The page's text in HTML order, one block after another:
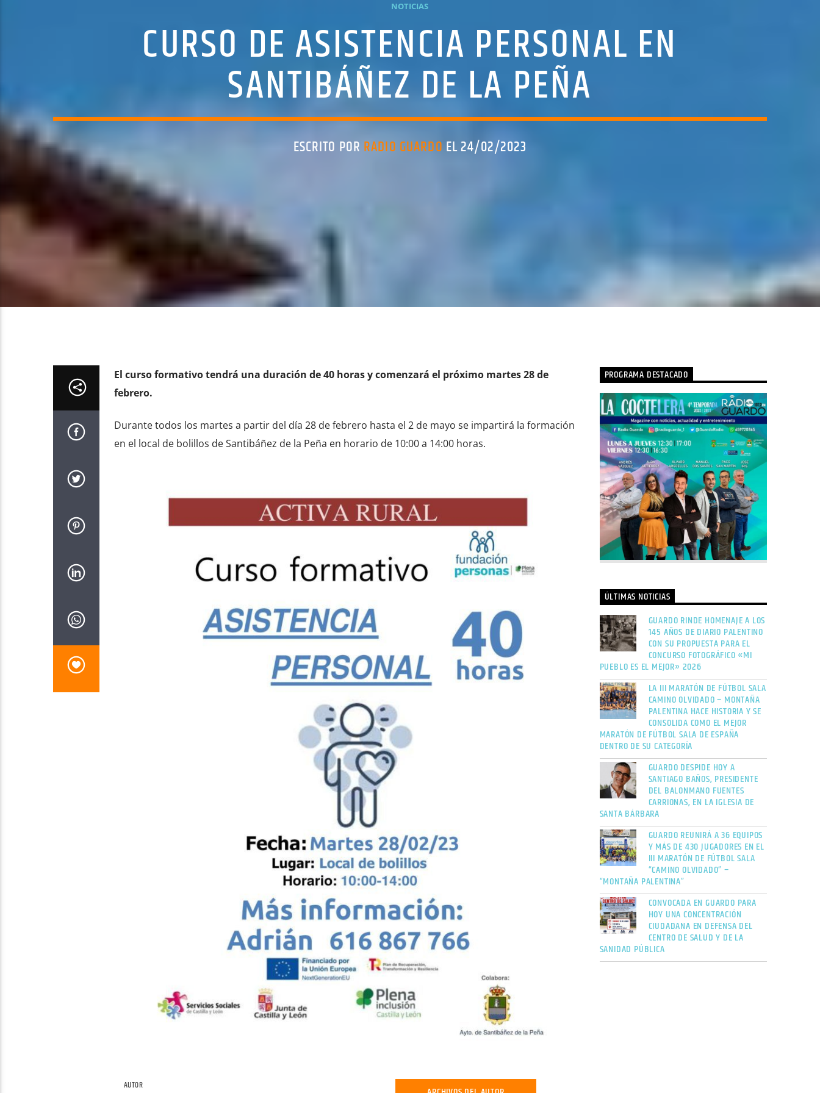
NOTICIAS
CURSO DE ASISTENCIA PERSONAL EN
SANTIBÁÑEZ DE LA PEÑA
ESCRITO POR RADIO GUARDO EL 24/02/2023
El curso formativo tendrá una duración de 40 horas y comenzará el próximo martes 28 de
febrero.
Durante todos los martes a partir del día 28 de febrero hasta el 2 de mayo se impartirá la formación
en el local de bolillos de Santibáñez de la Peña en horario de 10:00 a 14:00 horas.
AUTOR
PROGRAMA DESTACADO
ÚLTIMAS NOTICIAS
GUARDO RINDE HOMENAJE A LOS
145 AÑOS DE DIARIO PALENTINO
CON SU PROPUESTA PARA EL
CONCURSO FOTOGRÁFICO «MI
PUEBLO ES EL MEJOR» 2026
LA III MARATÓN DE FÚTBOL SALA
CAMINO OLVIDADO – MONTAÑA
PALENTINA HACE HISTORIA Y SE
CONSOLIDA COMO EL MEJOR
MARATÓN DE FÚTBOL SALA DE ESPAÑA
DENTRO DE SU CATEGORÍA
GUARDO DESPIDE HOY A
SANTIAGO BAÑOS, PRESIDENTE
DEL BALONMANO FUENTES
CARRIONAS, EN LA IGLESIA DE
SANTA BÁRBARA
GUARDO REUNIRÁ A 36 EQUIPOS
Y MÁS DE 430 JUGADORES EN EL
III MARATÓN DE FÚTBOL SALA
“CAMINO OLVIDADO” –
“MONTAÑA PALENTINA”
CONVOCADA EN GUARDO PARA
HOY UNA CONCENTRACIÓN
CIUDADANA EN DEFENSA DEL
CENTRO DE SALUD Y DE LA
SANIDAD PÚBLICA